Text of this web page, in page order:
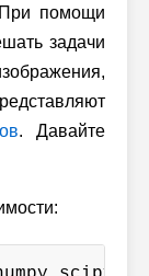
помощи
задачи
. Давайте